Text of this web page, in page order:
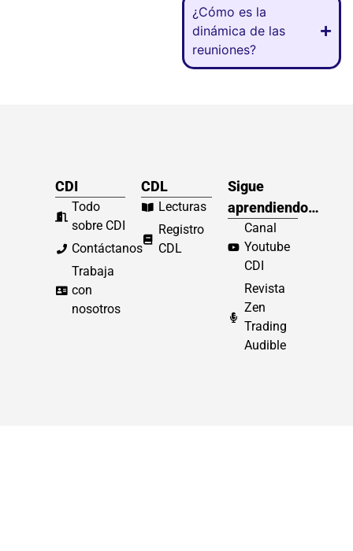
¿Cómo es la
dinámica de las
reuniones?
CDI
Todo
sobre CDI
Contáctanos
Trabaja
con
nosotros
CDL
Lecturas
Registro
CDL
Sigue
aprendiendo…
Canal
Youtube
CDI
Revista
Zen
Trading
Audible